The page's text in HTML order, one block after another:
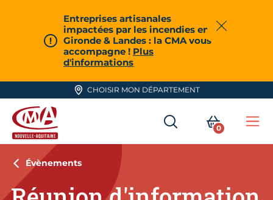
Entreprises artisanales
impactées par les incendies en
Gironde & Landes : la CMA vous
accompagne ! Plus
d'informations
Fermer
CHOISIR MON DÉPARTEMENT
CMA Nouvelle-Aquitaine
RECHERCHER
MON
0
Évènements